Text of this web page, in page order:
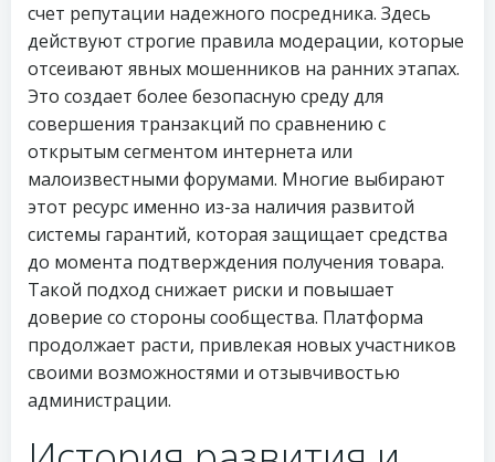
счет репутации надежного посредника. Здесь
действуют строгие правила модерации, которые
отсеивают явных мошенников на ранних этапах.
Это создает более безопасную среду для
совершения транзакций по сравнению с
открытым сегментом интернета или
малоизвестными форумами. Многие выбирают
этот ресурс именно из-за наличия развитой
системы гарантий, которая защищает средства
до момента подтверждения получения товара.
Такой подход снижает риски и повышает
доверие со стороны сообщества. Платформа
продолжает расти, привлекая новых участников
своими возможностями и отзывчивостью
администрации.